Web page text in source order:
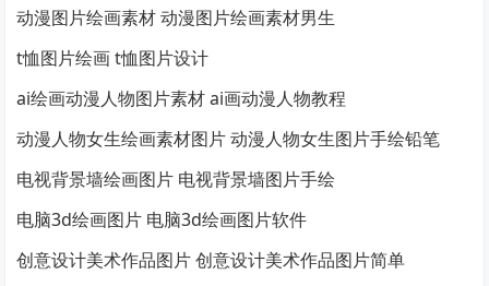
动漫图片绘画素材 动漫图片绘画素材男生
t恤图片绘画 t恤图片设计
ai绘画动漫人物图片素材 ai画动漫人物教程
动漫人物女生绘画素材图片 动漫人物女生图片手绘铅笔
电视背景墙绘画图片 电视背景墙图片手绘
电脑3d绘画图片 电脑3d绘画图片软件
创意设计美术作品图片 创意设计美术作品图片简单